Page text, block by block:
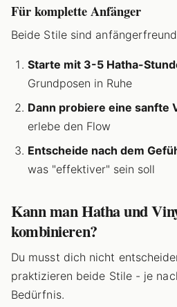
Für komplette Anfänger
Beide Stile sind
Starte mit 3-5 Hatha-
Grundposen in Ruhe
Dann probiere eine sanfte
erlebe den Flow
Entscheide nach dem
was "effektiver" sein soll
Kann man Hatha und
kombinieren?
Du musst dich nicht
praktizieren beide Stile - je
Bedürfnis.